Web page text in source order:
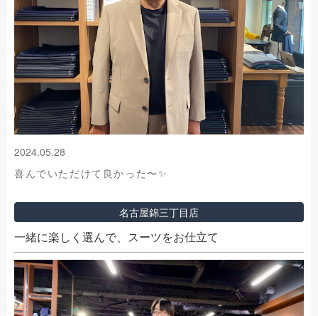
2024.05.28
喜んでいただけて良かった〜✨
名古屋錦三丁目店
一緒に楽しく選んで、スーツをお仕立て